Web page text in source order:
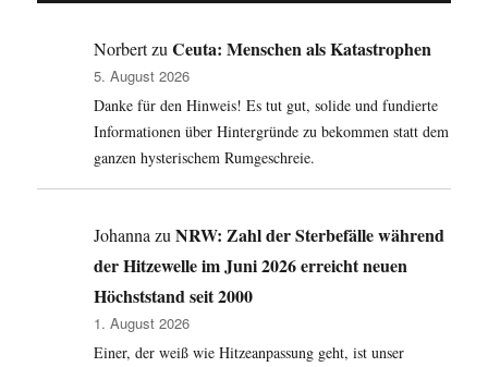
dem
Hauptbahnhof.
Syrer
fordern
Aufenthaltsrecht
NorbertzuCeuta: Menschen als Katastrophen
5. August 2026
Danke für den Hinweis! Es tut gut, solide und fundierte
Informationen über Hintergründe zu bekommen statt dem
ganzen hysterischem Rumgeschreie.
JohannazuNRW: Zahl der Sterbefälle während
der Hitzewelle im Juni 2026 erreicht neuen
Höchststand seit 2000
1. August 2026
Einer, der weiß wie Hitzeanpassung geht, ist unser